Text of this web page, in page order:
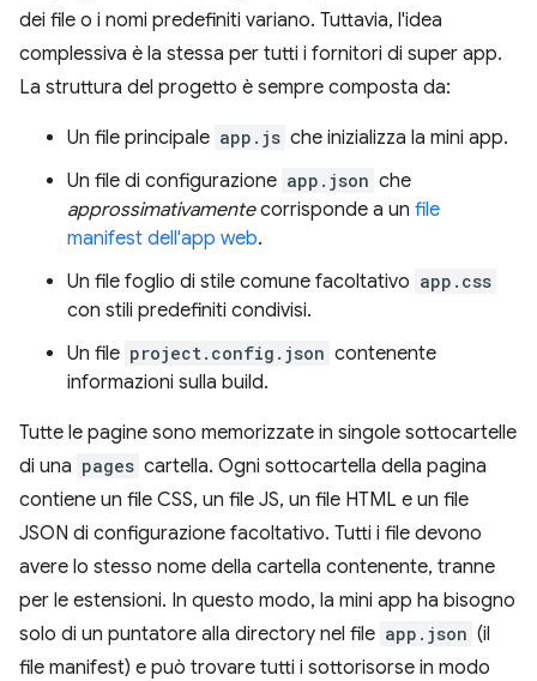
dei file o i nomi predefiniti variano. Tuttavia, l'idea
complessiva è la stessa per tutti i fornitori di super app.
La struttura del progetto è sempre composta da:
Un file principale app.js che inizializza la mini app.
Un file di configurazione app.json che
approssimativamentecorrisponde a un file
manifest dell'app web.
Un file foglio di stile comune facoltativo app.css
con stili predefiniti condivisi.
Un file project.config.json contenente
informazioni sulla build.
Tutte le pagine sono memorizzate in singole sottocartelle
di una pages cartella. Ogni sottocartella della pagina
contiene un file CSS, un file JS, un file HTML e un file
JSON di configurazione facoltativo. Tutti i file devono
avere lo stesso nome della cartella contenente, tranne
per le estensioni. In questo modo, la mini app ha bisogno
solo di un puntatore alla directory nel file app.json (il
file manifest) e può trovare tutti i sottorisorse in modo